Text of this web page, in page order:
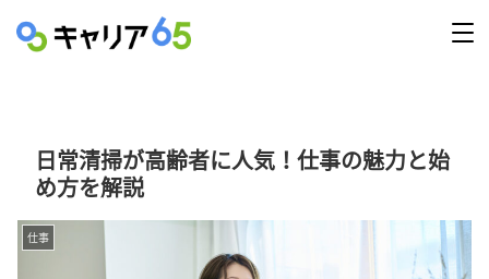
日常清掃が高齢者に人気！仕事の魅力と始
め方を解説
仕事